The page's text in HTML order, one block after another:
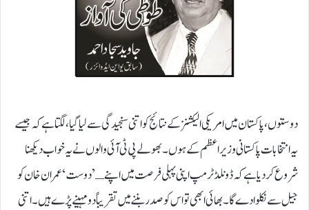
دوستوں، پاکستان میں امریکی الیکشنز کے نتائج کو اتنی سنجیدگی سے لیا گیا ،لگتا ہے کہ جیسے
یہ انتخابات پاکستانی وزیر اعظم کے ہوں۔بھولے پی ٹی آئی والوں نے یہ خواب دیکھنا
شروع کر دیا ہے کہ ڈونلڈ ٹرمپ اپنی پہلی فرصت میں اپنے ـ’دوست ‘ عمران خان کو
جیل سے نکلوا دے گا۔ بھائی ابھی تو اس کو صدر بننے میں تقریباً دو مہینے پڑے ہیں۔ اتنی